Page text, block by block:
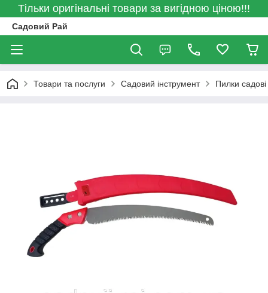
Тільки оригінальні товари за вигідною ціною!!!
Садовий Рай
Товари та послуги Садовий інструмент Пилки садові